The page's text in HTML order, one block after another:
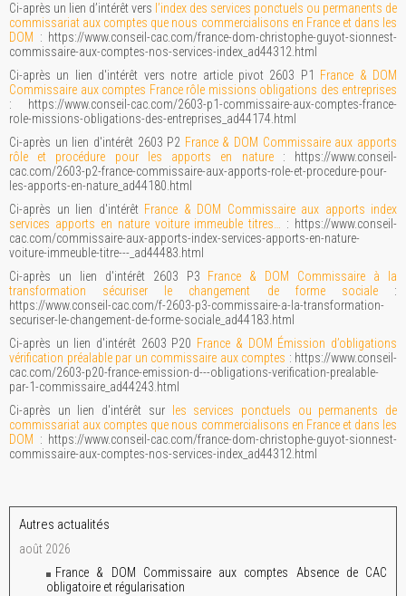
Ci-après un lien d’intérêt vers l’index des services ponctuels ou permanents de
commissariat aux comptes que nous commercialisons en France et dans les
DOM : https://www.conseil-cac.com/france-dom-christophe-guyot-sionnest-
commissaire-aux-comptes-nos-services-index_ad44312.html
Ci-après un lien d'intérêt vers notre article pivot 2603 P1 France & DOM
Commissaire aux comptes France rôle missions obligations des entreprises
: https://www.conseil-cac.com/2603-p1-commissaire-aux-comptes-france-
role-missions-obligations-des-entreprises_ad44174.html
Ci-après un lien d'intérêt 2603 P2 France & DOM Commissaire aux apports
rôle et procédure pour les apports en nature: https://www.conseil-
cac.com/2603-p2-france-commissaire-aux-apports-role-et-procedure-pour-
les-apports-en-nature_ad44180.html
Ci-après un lien d'intérêt France & DOM Commissaire aux apports index
services apports en nature voiture immeuble titres…
: https://www.conseil-
cac.com/commissaire-aux-apports-index-services-apports-en-nature-
voiture-immeuble-titre---_ad44483.html
Ci-après un lien d'intérêt 2603 P3 France & DOM Commissaire à la
transformation sécuriser le changement de forme sociale:
https://www.conseil-cac.com/f-2603-p3-commissaire-a-la-transformation-
securiser-le-changement-de-forme-sociale_ad44183.html
Ci-après un lien d'intérêt 2603 P20 France & DOM Émission d’obligations
vérification préalable par un commissaire aux comptes : https://www.conseil-
cac.com/2603-p20-france-emission-d---obligations-verification-prealable-
par-1-commissaire_ad44243.html
Ci-après un lien d'intérêt sur
les services ponctuels ou permanents de
commissariat aux comptes que nous commercialisons en France et dans les
DOM : https://www.conseil-cac.com/france-dom-christophe-guyot-sionnest-
commissaire-aux-comptes-nos-services-index_ad44312.html
Autres actualités
août 2026
France & DOM Commissaire aux comptes Absence de CAC
obligatoire et régularisation